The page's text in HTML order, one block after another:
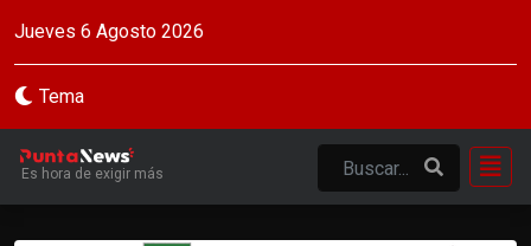
Jueves 6 Agosto 2026
Tema
Es hora de exigir más